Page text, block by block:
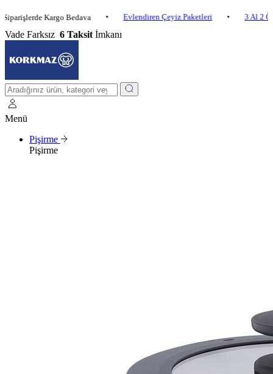
Kargo Bedava • Evlendiren Çeyiz Paketleri • 3 Al 2 Öde •
Vade Farksız 6 Taksit İmkanı
Menü
Pişirme
Pişirme